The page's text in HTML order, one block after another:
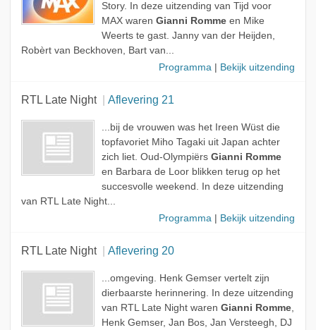
Story. In deze uitzending van Tijd voor
MAX waren Gianni Rommeen Mike
Weerts te gast. Janny van der Heijden,
Robèrt van Beckhoven, Bart van...
Programma
Bekijk uitzending
RTL Late Night Aflevering 21
...bij de vrouwen was het Ireen Wüst die
topfavoriet Miho Tagaki uit Japan achter
zich liet. Oud-Olympiërs Gianni Romme
en Barbara de Loor blikken terug op het
succesvolle weekend. In deze uitzending
van RTL Late Night...
Programma
Bekijk uitzending
RTL Late Night Aflevering 20
...omgeving. Henk Gemser vertelt zijn
dierbaarste herinnering. In deze uitzending
van RTL Late Night waren Gianni Romme,
Henk Gemser, Jan Bos, Jan Versteegh, DJ